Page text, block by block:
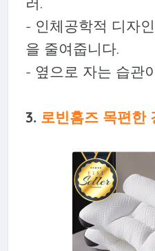
- 인체공학적 디자
을 줄여줍니다.
- 옆으로 자는 습관
3. 로빈홈즈 목편한